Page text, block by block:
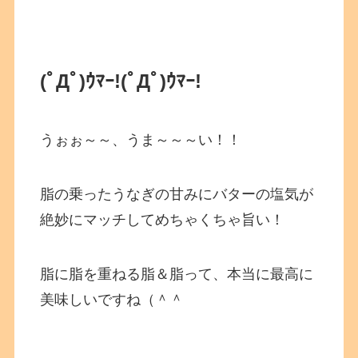
(ﾟДﾟ)ｳﾏｰ!(ﾟДﾟ)ｳﾏｰ!
うぉぉ～～、うま～～～い！！
脂の乗ったうなぎの甘みにバターの塩気が
絶妙にマッチしてめちゃくちゃ旨い！
脂に脂を重ねる脂＆脂って、本当に最高に
美味しいですね（＾＾